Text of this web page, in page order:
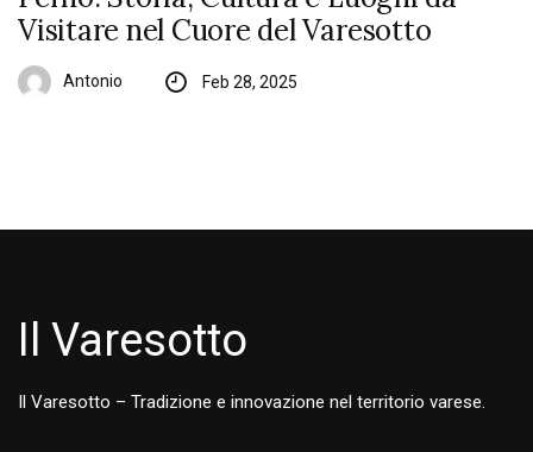
Visitare nel Cuore del Varesotto
Antonio Feb 28, 2025
Il Varesotto
Il Varesotto – Tradizione e innovazione nel territorio varese.